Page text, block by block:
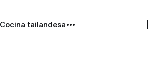
Cocina tailandesa